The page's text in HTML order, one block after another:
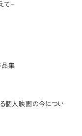
て−
品集
る個人映画の今につい